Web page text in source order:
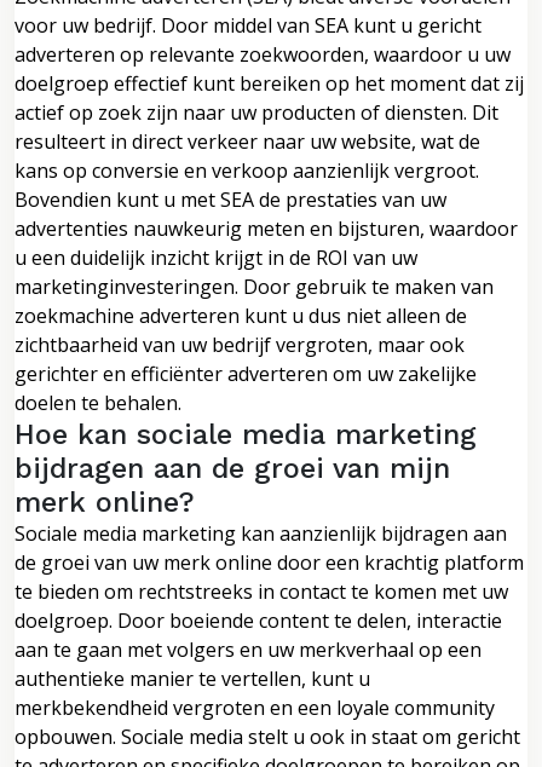
voor uw bedrijf. Door middel van SEA kunt u gericht
adverteren op relevante zoekwoorden, waardoor u uw
doelgroep effectief kunt bereiken op het moment dat zij
actief op zoek zijn naar uw producten of diensten. Dit
resulteert in direct verkeer naar uw website, wat de
kans op conversie en verkoop aanzienlijk vergroot.
Bovendien kunt u met SEA de prestaties van uw
advertenties nauwkeurig meten en bijsturen, waardoor
u een duidelijk inzicht krijgt in de ROI van uw
marketinginvesteringen. Door gebruik te maken van
zoekmachine adverteren kunt u dus niet alleen de
zichtbaarheid van uw bedrijf vergroten, maar ook
gerichter en efficiënter adverteren om uw zakelijke
doelen te behalen.
Hoe kan sociale media marketing
bijdragen aan de groei van mijn
merk online?
Sociale media marketing kan aanzienlijk bijdragen aan
de groei van uw merk online door een krachtig platform
te bieden om rechtstreeks in contact te komen met uw
doelgroep. Door boeiende content te delen, interactie
aan te gaan met volgers en uw merkverhaal op een
authentieke manier te vertellen, kunt u
merkbekendheid vergroten en een loyale community
opbouwen. Sociale media stelt u ook in staat om gericht